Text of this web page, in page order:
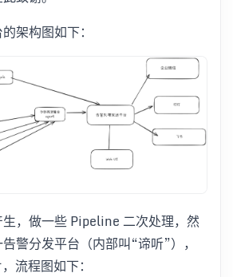
架构图如下：
，做一些 Pipeline 二次处理，然
警分发平台（内部叫“谛听”），
流程图如下：